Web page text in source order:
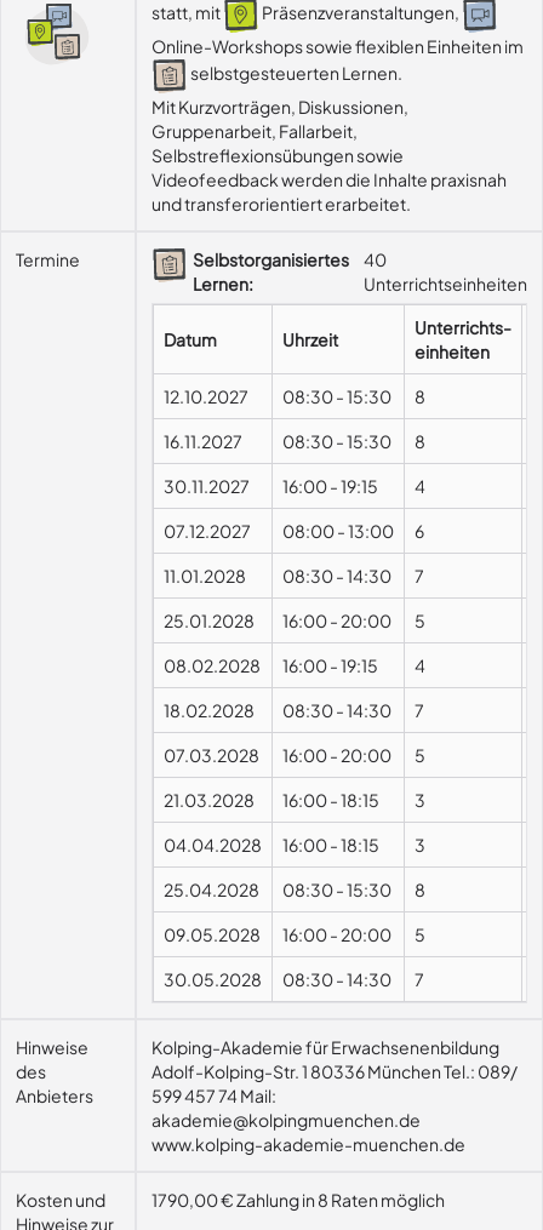
statt, mit
Präsenzveranstaltungen,
Online-Workshops sowie flexiblen Einheiten im
selbstgesteuerten Lernen.
Mit Kurzvorträgen, Diskussionen,
Gruppenarbeit, Fallarbeit,
Selbstreflexionsübungen sowie
Videofeedback werden die Inhalte praxisnah
und transferorientiert erarbeitet.
Termine
Selbstorganisiertes
Lernen:
40
Unterrichtseinheiten
Datum Uhrzeit
Unterrichts-
einheiten
12.10.2027 08:30-15:30 8
16.11.2027 08:30-15:30 8
30.11.2027 16:00-19:15 4
07.12.2027 08:00-13:00 6
11.01.2028 08:30-14:30 7
25.01.2028 16:00- 20:00 5
08.02.2028 16:00-19:15 4
18.02.2028 08:30-14:30 7
07.03.2028 16:00- 20:00 5
21.03.2028 16:00-18:15 3
04.04.2028 16:00-18:15 3
25.04.2028 08:30-15:30 8
09.05.2028 16:00- 20:00 5
30.05.2028 08:30-14:30 7
Hinweise
des
Anbieters
Kolping-Akademie für Erwachsenenbildung
Adolf-Kolping-Str. 1 80336 München Tel.: 089/
599 457 74 Mail:
akademie@kolpingmuenchen.de
www.kolping-akademie-muenchen.de
Kosten und
Hinweise zur
1790,00 € Zahlung in 8 Raten möglich